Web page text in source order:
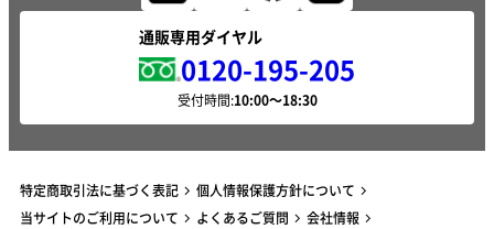
通販専用ダイヤル
0120-195-205
受付時間:
特定商取引法に基づく表記
個人情報保護方針について
当サイトのご利用について
よくあるご質問 会社情報